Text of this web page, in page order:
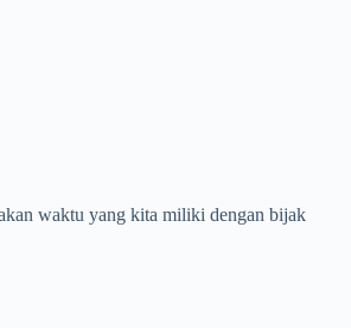
waktu yang kita miliki dengan bijak